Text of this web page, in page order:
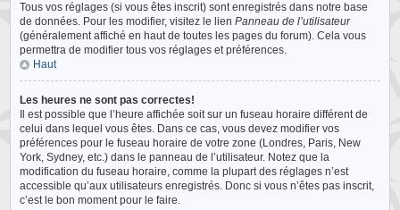
Tous vos réglages (si vous êtes inscrit) sont enregistrés dans notre base
de données. Pour les modifier, visitez le lienPanneau de l’utilisateur
(généralement affiché en haut de toutes les pages du forum). Cela vous
permettra de modifier tous vos réglages et préférences.
Haut
Les heures ne sont pas correctes!
Il est possible que l’heure affichée soit sur un fuseau horaire différent de
celui dans lequel vous êtes. Dans ce cas, vous devez modifier vos
préférences pour le fuseau horaire de votre zone (Londres, Paris, New
York, Sydney, etc.) dans le panneau de l’utilisateur. Notez que la
modification du fuseau horaire, comme la plupart des réglages n’est
accessible qu’aux utilisateurs enregistrés. Donc si vous n’êtes pas inscrit,
c’est le bon moment pour le faire.